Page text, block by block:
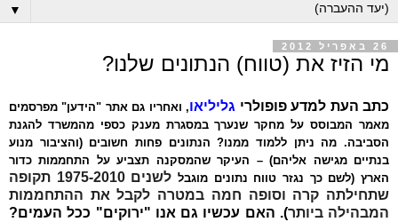
▼
26 באפריל 2012
מי הזיז את (טווח) הנתונים שלנו?
כתב העת למדע פופולרי גליליאו, ואחריו גם אתר "הידען" מפרסמים
מאמר המבוסס על מחקר שנערך במסגרת מענק כספי מהמשרד להגנת
הסביבה. מה ניתן ללמוד ממנו? הנתונים פחות חשובים (והציבור מנוע
בנתיים מגישה אליהם) – העיקר שהמסקנה תצביע על התחממות כדור
הארץ (לשם כך נגזר טווח נתונים מוגבל
לשנים 1975-2010 תקופה
שתחילתה קרה וסופה חמה במטרה לקבל את ההתחממות
המבהילה ביותר). האם עכשיו גם אנו "ירוקים" ככל העמים?